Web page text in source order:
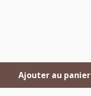
Ajouter au panier